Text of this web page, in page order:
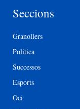
Seccions
Granollers
Política
Successos
Esports
Oci